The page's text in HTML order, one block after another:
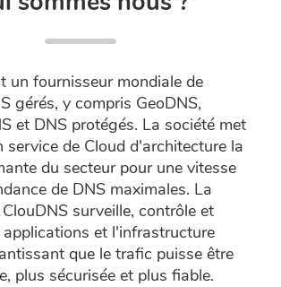
un fournisseur mondiale de
gérés, y compris GeoDNS,
et DNS protégés. La société met
de Cloud d'architecture la
du secteur pour une vitesse
de DNS maximales. La
surveille, contrôle et
et l'infrastructure
que le trafic puisse être
plus sécurisée et plus fiable.